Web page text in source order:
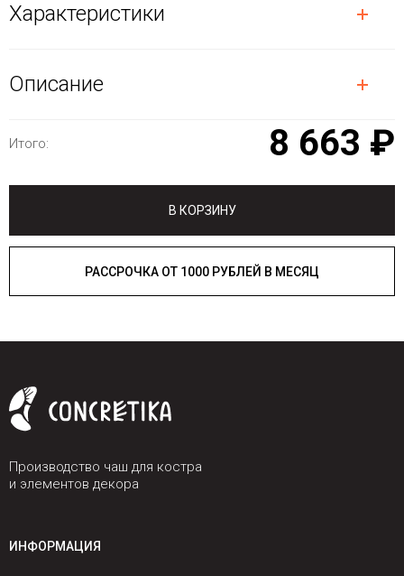
Характеристики
Описание
Итого: 8 663 ₽
В КОРЗИНУ
РАССРОЧКА ОТ 1000 РУБЛЕЙ В МЕСЯЦ
Производство чаш для костра
и элементов декора
ИНФОРМАЦИЯ